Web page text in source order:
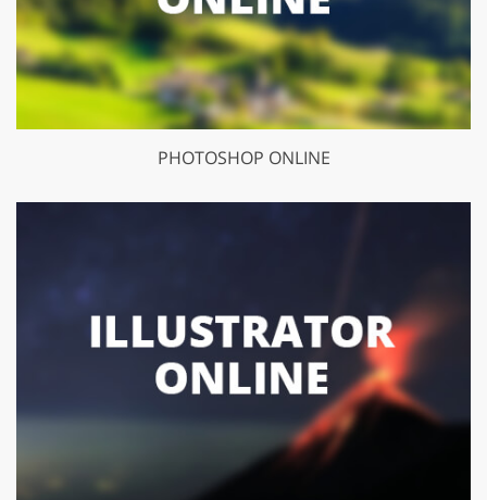
PHOTOSHOP ONLINE